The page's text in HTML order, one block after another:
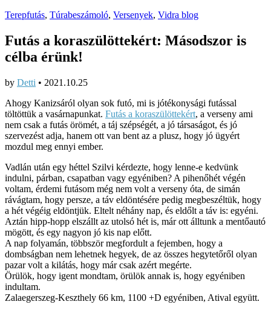
Terepfutás, Túrabeszámoló, Versenyek, Vidra blog
Futás a koraszülöttekért: Másodszor is
célba érünk!
by Detti • 2021.10.25
Ahogy Kanizsáról olyan sok futó, mi is jótékonysági futással
töltöttük a vasárnapunkat. Futás a koraszülöttekért, a verseny ami
nem csak a futás örömét, a táj szépségét, a jó társaságot, és jó
szervezést adja, hanem ott van bent az a plusz, hogy jó ügyért
mozdul meg ennyi ember.
Vadlán után egy héttel Szilvi kérdezte, hogy lenne-e kedvünk
indulni, párban, csapatban vagy egyéniben? A pihenőhét végén
voltam, érdemi futásom még nem volt a verseny óta, de simán
rávágtam, hogy persze, a táv eldöntésére pedig megbeszéltük, hogy
a hét végéig eldöntjük. Eltelt néhány nap, és eldőlt a táv is: egyéni.
Aztán hipp-hopp elszállt az utolsó hét is, már ott álltunk a mentőautó
mögött, és egy nagyon jó kis nap előtt.
A nap folyamán, többször megfordult a fejemben, hogy a
dombságban nem lehetnek hegyek, de az összes hegytetőről olyan
pazar volt a kilátás, hogy már csak azért megérte.
Örülök, hogy igent mondtam, örülök annak is, hogy egyéniben
indultam.
Zalaegerszeg-Keszthely 66 km, 1100 +D egyéniben, Atival együtt.